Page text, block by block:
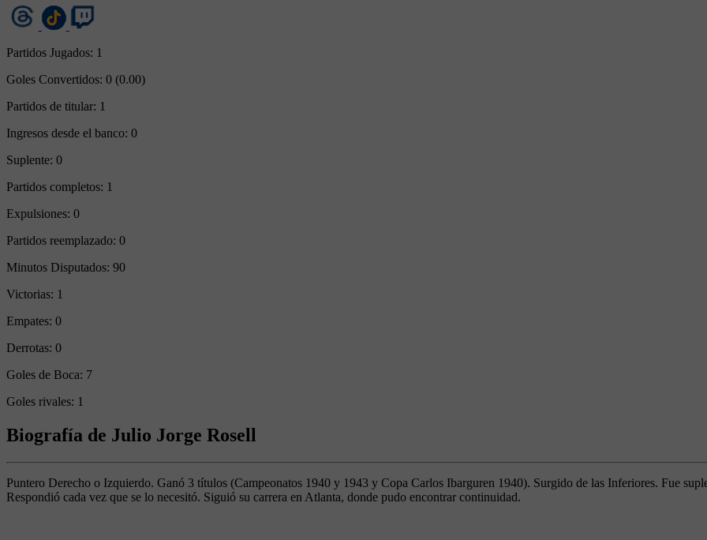
Partidos Jugados: 1
Goles Convertidos: 0 (0.00)
Partidos de titular: 1
Ingresos desde el banco: 0
Suplente: 0
Partidos completos: 1
Expulsiones: 0
Partidos reemplazado: 0
Minutos Disputados: 90
Victorias: 1
Empates: 0
Derrotas: 0
Goles de Boca: 7
Goles rivales: 1
Biografía de Julio Jorge Rosell
Puntero Derecho o Izquierdo. Ganó 3 títulos (Campeonatos 1940 y 1943 y Copa Carlos Ibarguren 1940). Surgido de las Inferiores. Fue
Respondió cada vez que se lo necesitó. Siguió su carrera en Atlanta, donde pudo encontrar continuidad.